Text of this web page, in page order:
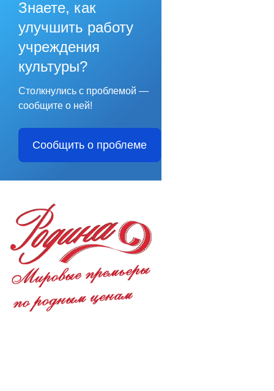
Знаете, как
улучшить работу
учреждения
культуры?
Столкнулись с проблемой —
сообщите о ней!
Сообщить о проблеме